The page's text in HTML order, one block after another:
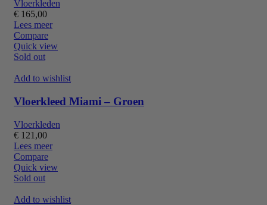
Vloerkleden
€ 165,00
Lees meer
Compare
Quick view
Sold out
Add to wishlist
Vloerkleed Miami – Groen
Vloerkleden
€ 121,00
Lees meer
Compare
Quick view
Sold out
Add to wishlist